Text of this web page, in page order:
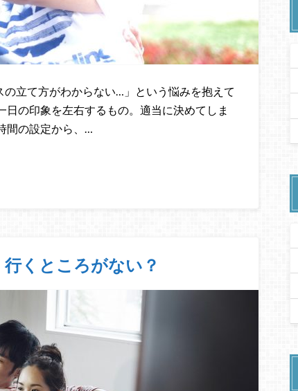
立て方がわからない…」という悩みを抱えて
の印象を左右するもの。適当に決めてしま
間の設定から、…
くところがない？